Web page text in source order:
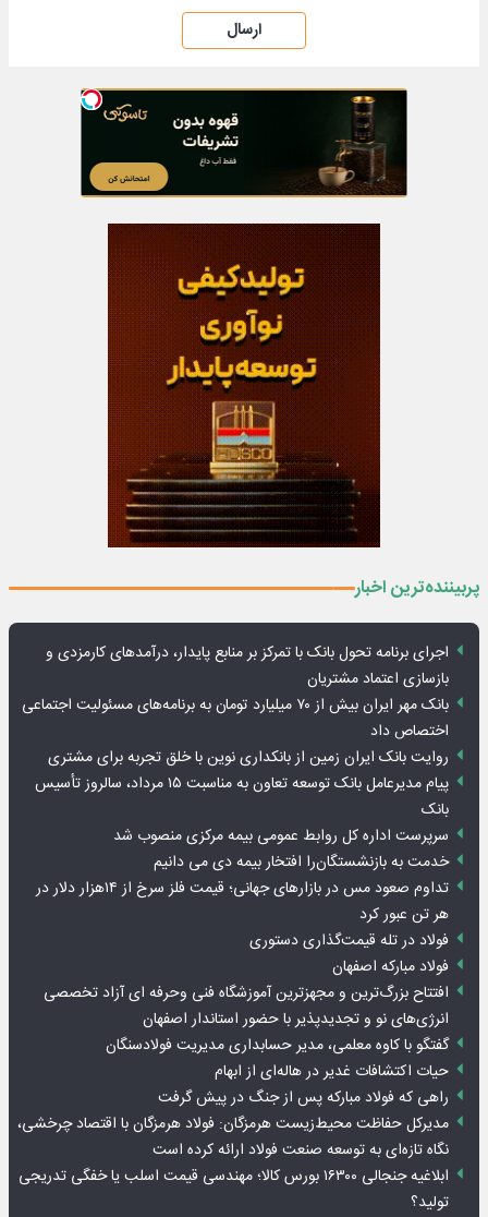
ارسال
پربیننده‌ترین اخبار
اجرای برنامه تحول بانک با تمرکز بر منابع پایدار، درآمدهای کارمزدی و
بازسازی اعتماد مشتریان
بانک مهر ایران بیش از ۷۰ میلیارد تومان به برنامه‌های مسئولیت اجتماعی
اختصاص داد
روایت بانک ایران زمین از بانکداری نوین با خلق تجربه برای مشتری
پیام مدیرعامل بانک توسعه تعاون به مناسبت ۱۵ مرداد، سالروز تأسیس
بانک
سرپرست اداره کل روابط عمومی بیمه مرکزی منصوب شد
خدمت به بازنشستگان‌را افتخار بیمه دی می دانیم
تداوم صعود مس در بازارهای جهانی؛ قیمت فلز سرخ از ۱۴هزار دلار در
هر تن عبور کرد
فولاد در تله قیمت‌گذاری دستوری
فولاد مبارکه اصفهان
افتتاح بزرگ‌ترین و مجهزترین آموزشگاه فنی وحرفه ای آزاد تخصصی
انرژی‌های نو و تجدیدپذیر با حضور استاندار اصفهان
گفتگو با کاوه معلمی، مدیر حسابداری مدیریت فولادسنگان
حیات اکتشافات غدیر در هاله‌ای از ابهام
راهی که فولاد مبارکه پس از جنگ در پیش گرفت
مدیرکل حفاظت محیط‌زیست هرمزگان: فولاد هرمزگان با اقتصاد چرخشی،
نگاه تازه‌ای به توسعه صنعت فولاد ارائه کرده است
ابلاغیه جنجالی ۱۶۳۰۰ بورس کالا؛ مهندسی قیمت اسلب یا خفگی تدریجی
تولید؟